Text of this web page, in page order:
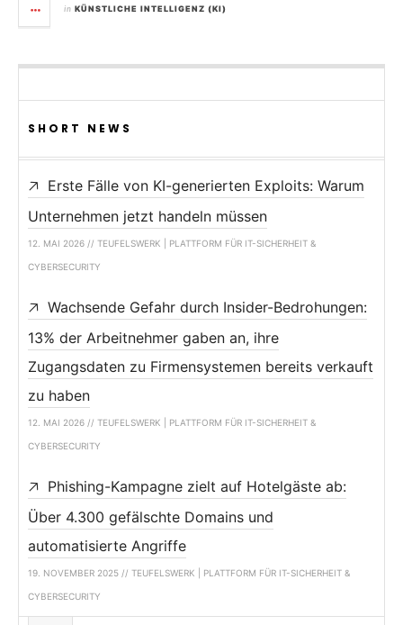
in KÜNSTLICHE INTELLIGENZ (KI)
SHORT NEWS
Erste Fälle von KI-generierten Exploits: Warum
Unternehmen jetzt handeln müssen
12. MAI 2026 // TEUFELSWERK | PLATTFORM FÜR IT-SICHERHEIT &
CYBERSECURITY
Wachsende Gefahr durch Insider-Bedrohungen:
13% der Arbeitnehmer gaben an, ihre
Zugangsdaten zu Firmensystemen bereits verkauft
zu haben
12. MAI 2026 // TEUFELSWERK | PLATTFORM FÜR IT-SICHERHEIT &
CYBERSECURITY
Phishing-Kampagne zielt auf Hotelgäste ab:
Über 4.300 gefälschte Domains und
automatisierte Angriffe
19. NOVEMBER 2025 // TEUFELSWERK | PLATTFORM FÜR IT-SICHERHEIT &
CYBERSECURITY